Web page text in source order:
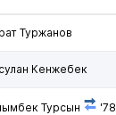
Туржанов
Кенжебек
Турсын '78